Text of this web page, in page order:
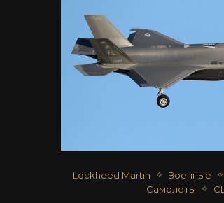
Lockheed Martin Военные
Самолеты